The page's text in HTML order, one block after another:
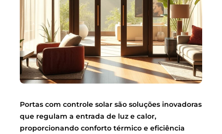
Portas com controle solar são soluções inovadoras
que regulam a entrada de luz e calor,
proporcionando conforto térmico e eficiência